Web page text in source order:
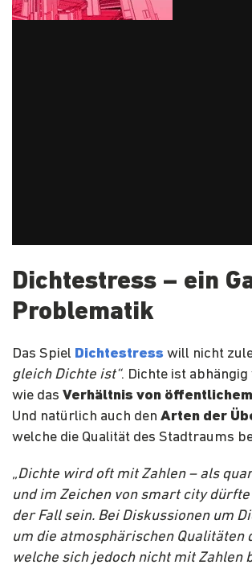
Dichtestress – ein
Problematik
Das Spiel Dichtestress will nicht
gleich Dichte ist“. Dichte ist
wie das Verhältnis von
Und natürlich auch den Arten der
welche die Qualität des Stadtraums
„Dichte wird oft mit Zahlen – als
und im Zeichen von smart city
der Fall sein. Bei Diskussionen um
um die atmosphärischen Qualitäten
welche sich jedoch nicht mit Zahlen